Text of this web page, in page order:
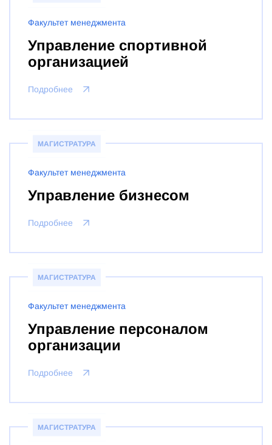
Факультет менеджмента
Управление спортивной
организацией
Подробнее
МАГИСТРАТУРА
Факультет менеджмента
Управление бизнесом
Подробнее
МАГИСТРАТУРА
Факультет менеджмента
Управление персоналом
организации
Подробнее
МАГИСТРАТУРА